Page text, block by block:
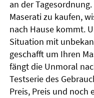
an der
Maserati zu kaufen,
nach Hause kommt.
Situation mit
geschafft um Ihren
fängt die Unmoral
Testserie des
Preis, Preis und noch